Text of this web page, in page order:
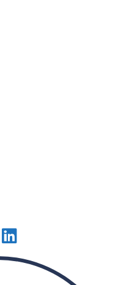
fab fa-instagram